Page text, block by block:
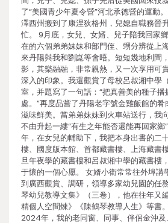
了“美國青少年夏令營”河北承德營的運動
澤西州搬到了康涅狄格州，兒媳自職務晉
忙。 9月底，女兒、女婿、兒子陪我回家
在的六個弟弟妹妹和部門侄、甥分辨從上
來丹陽與我和劉崑等會晤。短短幾地利間
影，其樂融融，非常親熱，又一次享用可
深入的印象。我還觀賞了母校呂叔湘中學
室，并題寫了一句話：“把真善美的種子
處。”再度品嘗了丹陽老字號金雞飯館的肴
滋味鮮美。當弟弟妹妹到火車站送行，我
不由升起一縷“有生之年能否還能再回家鄉
年，在女兒的輔助下，我把本身出書的二
樓、國度版本館、首都藏書樓、上海藏書
旦年夜學的藏書樓和呂叔湘中學的藏書樓
于懷的一個心愿。 女婿小衛常常往外埠講
到廣西觀賞、調研，領導多家幼兒園的任
琴幼兒教導文集》（三卷），他在往年又
精個人空間煉》《陳鶴琴教導人生》等書
2024年，我的老同窗、同事、伴侶金沖